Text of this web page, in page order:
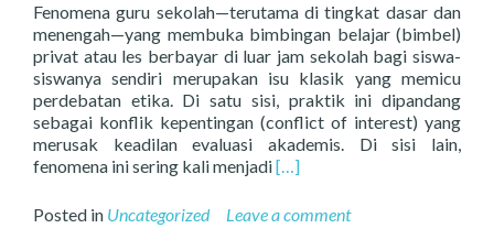
Fenomena guru sekolah—terutama di tingkat dasar dan
menengah—yang membuka bimbingan belajar (bimbel)
privat atau les berbayar di luar jam sekolah bagi siswa-
siswanya sendiri merupakan isu klasik yang memicu
perdebatan etika. Di satu sisi, praktik ini dipandang
sebagai konflik kepentingan (conflict of interest) yang
merusak keadilan evaluasi akademis. Di sisi lain,
fenomena ini sering kali menjadiRead
about
[…]
Posted in Uncategorized Leave a comment